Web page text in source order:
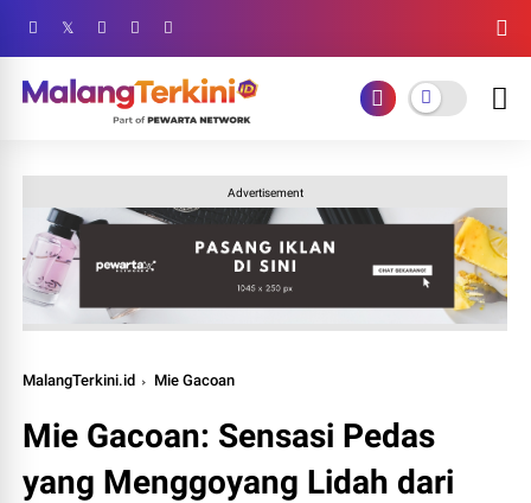
Advertisement
MalangTerkini.id Mie Gacoan
Mie Gacoan: Sensasi Pedas
yang Menggoyang Lidah dari